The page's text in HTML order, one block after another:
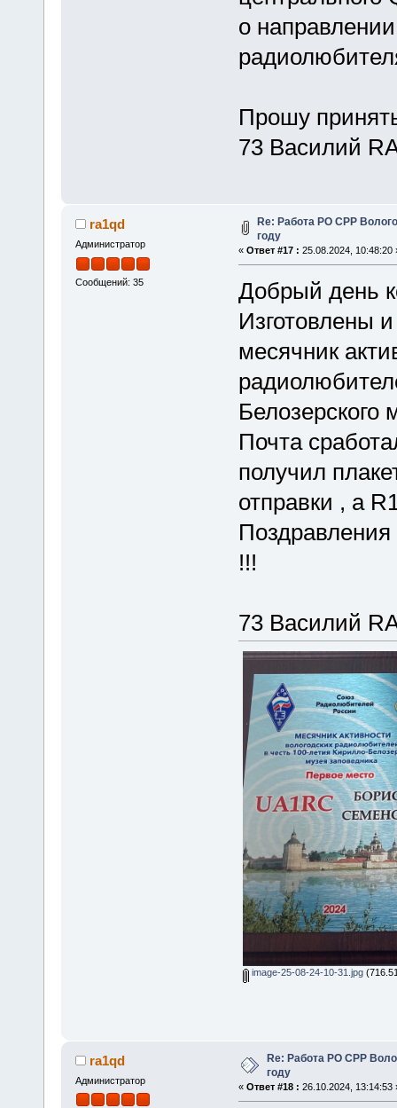
о
Прошу
73 Василий
ra1qd
Администратор
Сообщений: 35
Re: Работа РО СРР
году
« Ответ #17 : 25.08.2024, 10:48:20
Добрый день
Изготовлены
месячник
Белозерского
Почта
получил
отправки , а
!!!
73 Василий
image-25-08-24-10-31.jpg
ra1qd
Администратор
Re: Работа РО СРР
году
« Ответ #18 : 26.10.2024, 13:14:53